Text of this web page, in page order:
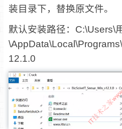
装目录下，替换原文件。
默认安装路径：C:\Users\
12.1.0